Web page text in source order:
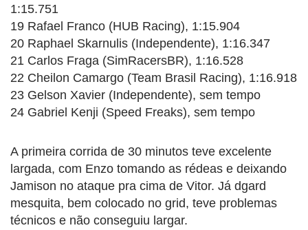
1:15.751
19 Rafael Franco (HUB Racing), 1:15.904
20 Raphael Skarnulis (Independente), 1:16.347
21 Carlos Fraga (SimRacersBR), 1:16.528
22 Cheilon Camargo (Team Brasil Racing), 1:16.918
23 Gelson Xavier (Independente), sem tempo
24 Gabriel Kenji (Speed Freaks), sem tempo
A primeira corrida de 30 minutos teve excelente
largada, com Enzo tomando as rédeas e deixando
Jamison no ataque pra cima de Vitor. Já dgard
mesquita, bem colocado no grid, teve problemas
técnicos e não conseguiu largar.